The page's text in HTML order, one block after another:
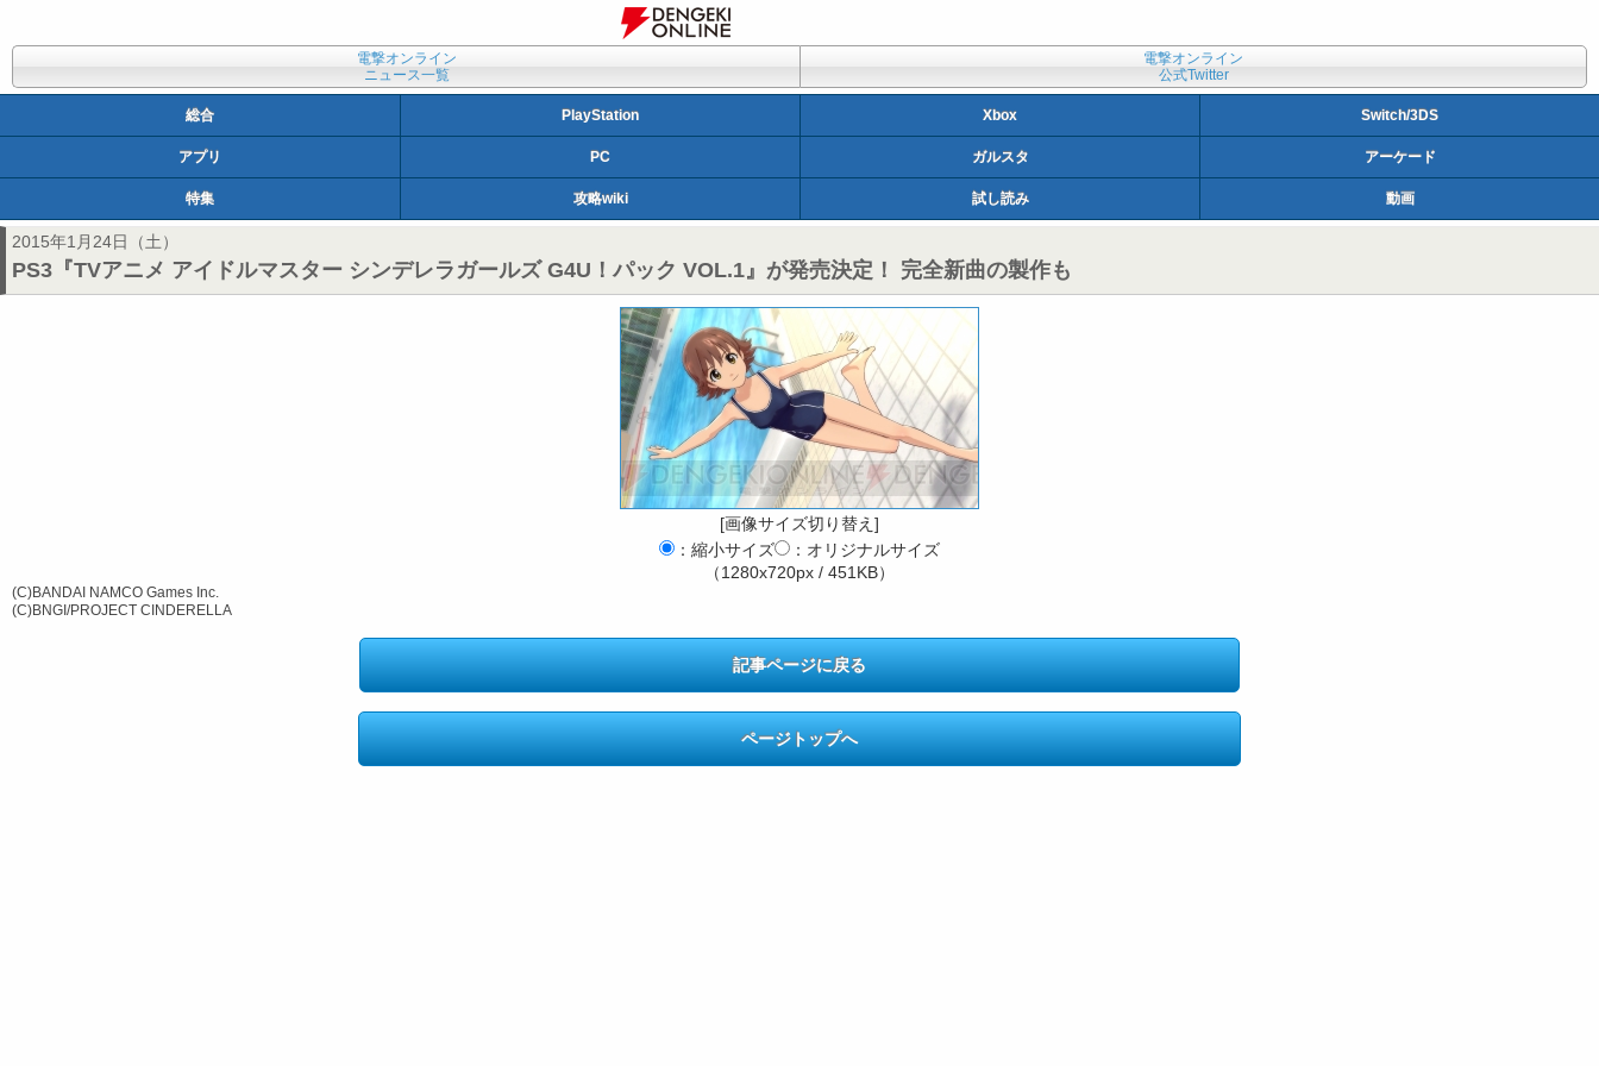
電撃オンライン
ニュース一覧
電撃オンライン
公式Twitter
総合 PlayStation Xbox Switch/3DS
アプリ PC ガルスタ アーケード
特集 攻略wiki 試し読み 動画
2015年1月24日（土）
PS3『TVアニメ アイドルマスター シンデレラガールズ G4U！パック VOL.1』が発売決定！ 完全新曲の製作も
[画像サイズ切り替え]
：縮小サイズ
：オリジナルサイズ
（1280x720px / 451KB）
(C)BANDAI NAMCO Games Inc.
(C)BNGI/PROJECT CINDERELLA
記事ページに戻る
ページトップへ